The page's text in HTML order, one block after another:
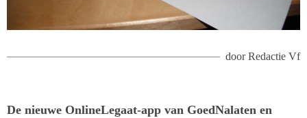
doorRedactie Vf
De nieuwe OnlineLegaat-app van GoedNalaten en